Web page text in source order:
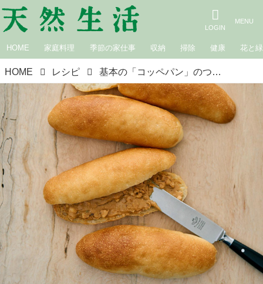
HOME 家庭料理 季節の家仕事 収納 掃除 健康 花と緑
HOME レシピ 基本の「コッペパン」のつくり方｜こねずにつくれるもちもちベーカリーパン／パン研究家・池田愛実さん